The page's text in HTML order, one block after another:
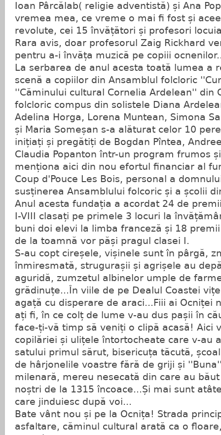
Ioan Pârcălab( religie adventistă) și Ana
vremea mea, ce vreme o mai fi fost și
revolute, cei 15 învățători și profesori
Rara avis, doar profesorul Zaig Rickhard
pentru a-i învăța muzică pe copiii
La serbarea de anul acesta toată lumea a
scenă a copiilor din Ansamblul folcloric
''Căminului cultural Cornelia Ardelean'' din
folcloric compus din solistele Diana
Adelina Horga, Lorena Muntean, Simona
și Maria Someșan s-a alăturat celor 10
inițiați și pregătiți de Bogdan Pîntea,
Claudia Popanton într-un program frumos
menționa aici din nou efortul financiar al
Coup d'Pouce Les Bois, personal a
susținerea Ansamblului folcoric și a școlii
Anul acesta fundația a acordat 24 de
I-VIII clasați pe primele 3 locuri la
buni doi elevi la limba franceză și 18
de la toamnă vor păși pragul clasei I.
S-au copt cireșele, vișinele sunt în pârgă,
înmiresmată, strugurașii și agrișele au
aguridă, zumzetul albinelor umple de
grădinuțe...În viile de pe Dealul Coastei
agață cu disperare de araci...Fiii ai Ocniței
ați fi, în ce colț de lume v-au dus pașii în
face-ți-vă timp să veniți o clipă acasă! Aici
copilăriei și ulițele întortocheate care v-au
satului primul sărut, bisericuța tăcută,
de hârjonelile voastre fără de griji și
milenară, mereu nesecată din care au
noștri de la 1315 încoace...Și mai sunt
care jinduiesc după voi...
Bate vânt nou și pe la Ocnița! Strada
asfaltare, căminul cultural arată ca o